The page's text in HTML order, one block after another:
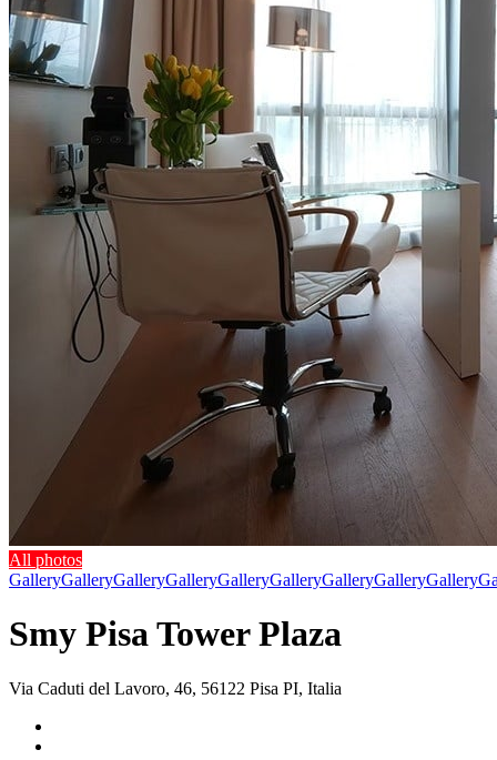
All photos
GalleryGalleryGalleryGalleryGalleryGalleryGalleryGalleryGallery
Smy Pisa Tower Plaza
Via Caduti del Lavoro, 46, 56122 Pisa PI, Italia